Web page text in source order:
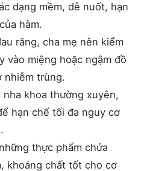
dạng mềm, dễ nuốt, hạn
hàm.
răng, cha mẹ nên kiểm
vào miệng hoặc ngậm đồ
nhiễm trùng.
khoa thường xuyên,
hạn chế tối đa nguy cơ
thực phẩm chứa
khoáng chất tốt cho cơ